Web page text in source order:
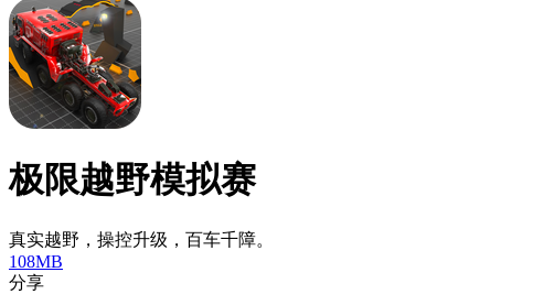
极限越野模拟赛
真实越野，操控升级，百车千障。
108MB
分享